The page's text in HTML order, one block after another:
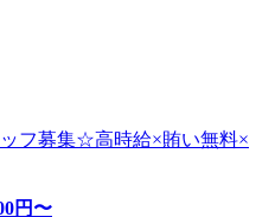
フ募集☆高時給×賄い無料×
円〜